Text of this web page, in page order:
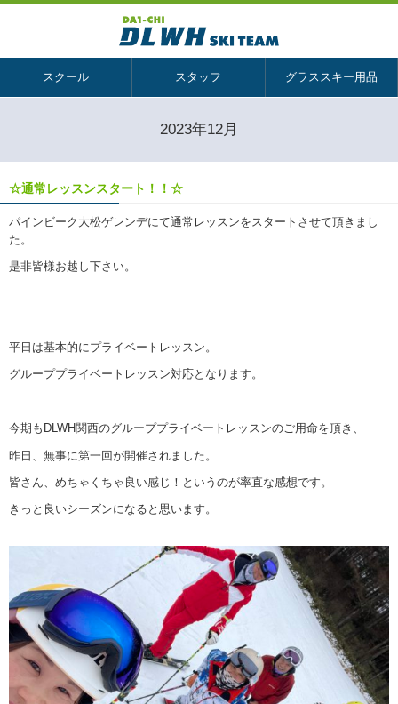
スクール スタッフ グラススキー用品
2023年12月
☆通常レッスンスタート！！☆
パインビーク大松ゲレンデにて通常レッスンをスタートさせて頂きまし
た。
是非皆様お越し下さい。
平日は基本的にプライベートレッスン。
グループプライベートレッスン対応となります。
今期もDLWH関西のグループプライベートレッスンのご用命を頂き、
昨日、無事に第一回が開催されました。
皆さん、めちゃくちゃ良い感じ！というのが率直な感想です。
きっと良いシーズンになると思います。